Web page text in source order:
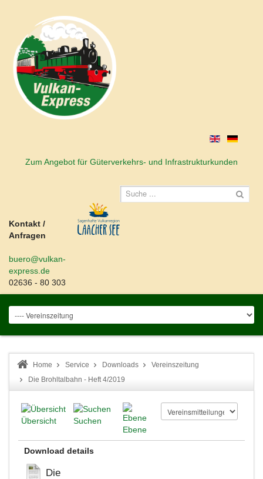
Zum Angebot für Güterverkehrs- und Infrastrukturkunden
Kontakt /
Anfragen
buero@vulkan-
express.de
02636 - 80 303
Home Service Downloads
Vereinszeitung
Die Brohltalbahn - Heft 4/2019
Übersicht
Suchen
Ebene
Download details
Die